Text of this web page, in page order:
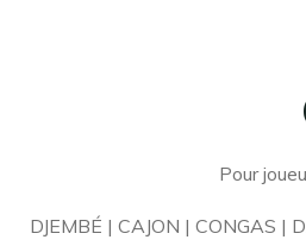
Pour
DJEMBÉ | CAJON | CONGAS